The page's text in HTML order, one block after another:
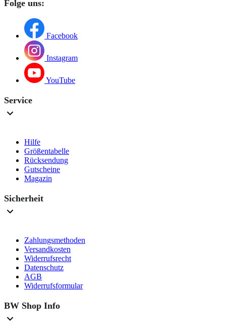
Folge uns:
Facebook
Instagram
YouTube
Service
Hilfe
Größentabelle
Rücksendung
Gutscheine
Magazin
Sicherheit
Zahlungsmethoden
Versandkosten
Widerrufsrecht
Datenschutz
AGB
Widerrufsformular
BW Shop Info